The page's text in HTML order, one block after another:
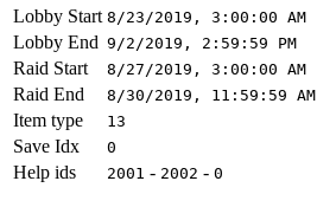
Lobby Start 8/23/2019, 3:00:00 AM
Lobby End 9/2/2019, 2:59:59 PM
Raid Start 8/27/2019, 3:00:00 AM
Raid End 8/30/2019, 11:59:59 AM
Item type 13
Save Idx 0
Help ids 2001 - 2002 - 0